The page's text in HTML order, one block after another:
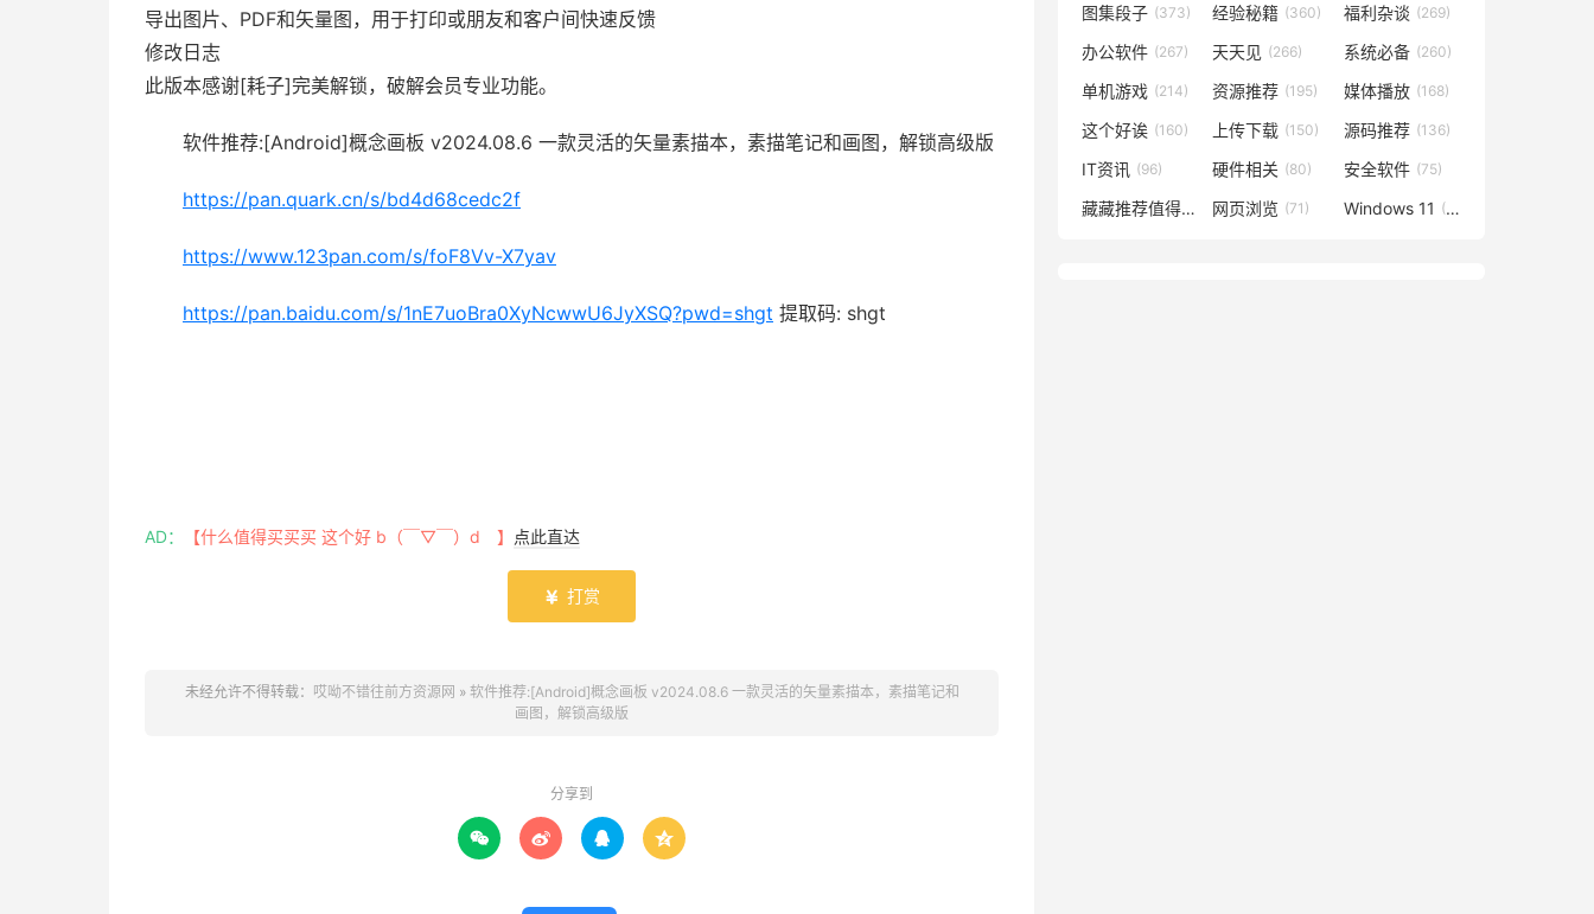
导出图片、PDF和矢量图，用于打印或朋友和客户间快速反馈
修改日志
此版本感谢[耗子]完美解锁，破解会员专业功能。
软件推荐:[Android]概念画板 v2024.08.6 一款灵活的矢量素描本，素描笔记和画图，解锁高级版
https://pan.quark.cn/s/bd4d68cedc2f
https://www.123pan.com/s/foF8Vv-X7yav
https://pan.baidu.com/s/1nE7uoBra0XyNcwwU6JyXSQ?pwd=shgt 提取码: shgt
AD： 【什么值得买买买 这个好 b（￣▽￣）d 】 点此直达
 打赏
未经允许不得转载： 哎呦不错往前方资源网 » 软件推荐:[Android]概念画板 v2024.08.6 一款灵活的矢量素描本，素描笔记和
画图，解锁高级版
分享到
   
图集段子 (373) 经验秘籍 (360) 福利杂谈 (269)
办公软件 (267) 天天见 (266) 系统必备 (260)
单机游戏 (214) 资源推荐 (195) 媒体播放 (168)
这个好诶 (160) 上传下载 (150) 源码推荐 (136)
IT资讯 (96) 硬件相关 (80) 安全软件 (75)
藏藏推荐值得一看 (73)
网页浏览 (71) Windows 11 (50)